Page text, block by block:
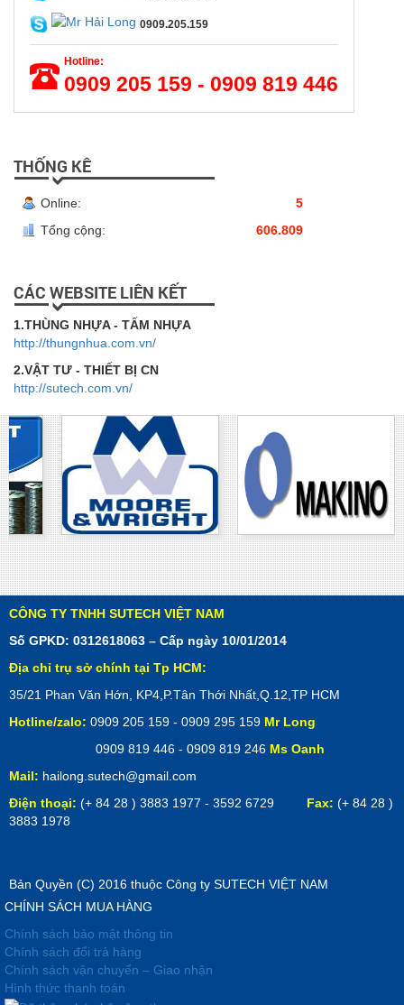
0909.205.159
Hotline:
0909 205 159 - 0909 819 446
THỐNG KÊ
Online:
5
Tổng cộng:
606.809
CÁC WEBSITE LIÊN KẾT
1.THÙNG NHỰA - TẤM NHỰA
http://thungnhua.com.vn/
2.VẬT TƯ - THIẾT BỊ CN
http://sutech.com.vn/
CÔNG TY TNHH SUTECH VIỆT NAM
Số GPKD: 0312618063 – Cấp ngày 10/01/2014
Địa chỉ trụ sở chính tại Tp HCM:
35/21 Phan Văn Hớn, KP4,P.Tân Thới Nhất,Q.12,TP HCM
Hotline/zalo: 0909 205 159 - 0909 295 159 Mr Long
0909 819 446 - 0909 819 246 Ms Oanh
Mail: hailong.sutech@gmail.com
Điện thoại: (+ 84 28 ) 3883 1977 - 3592 6729 Fax: (+ 84 28 )
3883 1978
Bản Quyền (C) 2016 thuộc Công ty SUTECH VIỆT NAM
CHÍNH SÁCH MUA HÀNG
Chính sách bảo mật thông tin
Chính sách đổi trả hàng
Chính sách vận chuyển – Giao nhận
Hình thức thanh toán